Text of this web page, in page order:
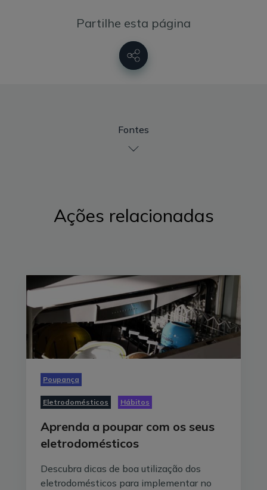
Partilhe esta página
Fontes
Ações relacionadas
Poupança
Eletrodomésticos Hábitos
Aprenda a poupar com os seus
eletrodomésticos
Descubra dicas de boa utilização dos
eletrodomésticos para implementar no